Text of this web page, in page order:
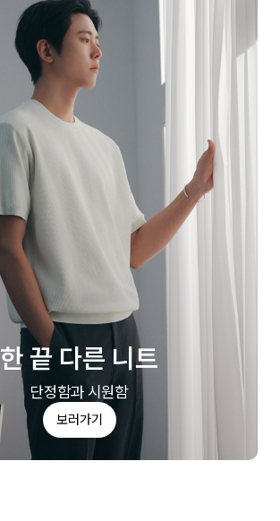
한 끝 다른 니트
단정함과 시원함
보러가기